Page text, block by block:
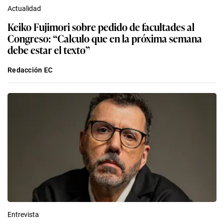
Actualidad
Keiko Fujimori sobre pedido de facultades al
Congreso: “Calculo que en la próxima semana
debe estar el texto”
Redacción EC
Entrevista